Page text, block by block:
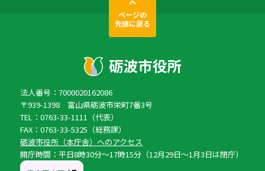
ページの
先頭に戻る
法人番号：7000020162086
〒939-1398 富山県砺波市栄町7番3号
TEL：0763-33-1111（代表）
FAX：0763-33-5325（総務課）
砺波市役所（本庁舎）へのアクセス
開庁時間：平日8時30分〜17時15分（12月29日〜1月3日は閉庁）